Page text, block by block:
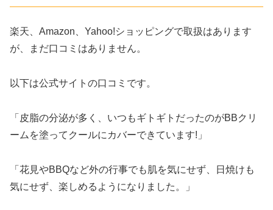
楽天、Amazon、Yahoo!ショッピングで取扱はあります
が、まだ口コミはありません。
以下は公式サイトの口コミです。
「皮脂の分泌が多く、いつもギトギトだったのがBBクリ
ームを塗ってクールにカバーできています!」
「花見やBBQなど外の行事でも肌を気にせず、日焼けも
気にせず、楽しめるようになりました。」